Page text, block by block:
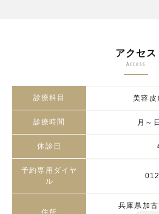
アクセス
Access
診療科目 美容皮
診療時間 月～
休診日
予約専用ダイヤ
ル
兵庫県加